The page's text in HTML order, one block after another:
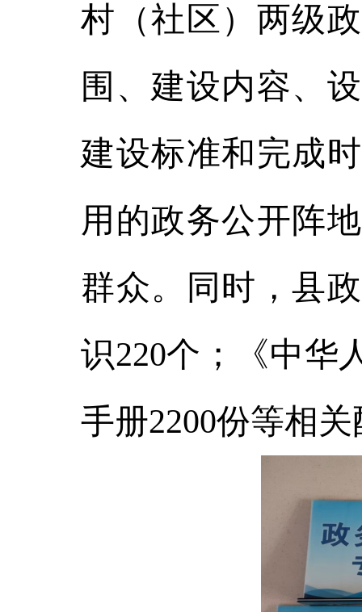
村（社区）两级
围、建设内容、
建设标准和完成
用的政务公开阵
群众。同时，县
识220个；《中华
手册2200份等相